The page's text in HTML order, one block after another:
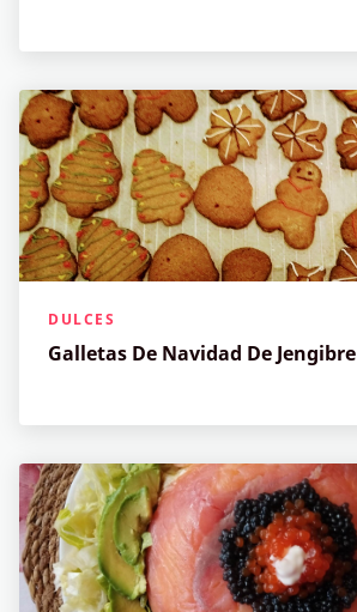
DULCES
Galletas De Navidad De Jengibre